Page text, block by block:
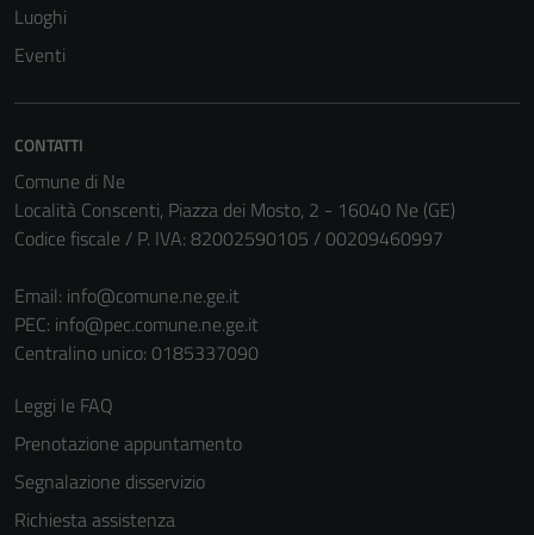
Luoghi
Eventi
CONTATTI
Comune di Ne
Località Conscenti, Piazza dei Mosto, 2 - 16040 Ne (GE)
Codice fiscale / P. IVA: 82002590105 / 00209460997
Email: info@comune.ne.ge.it
PEC: info@pec.comune.ne.ge.it
Centralino unico: 0185337090
Leggi le FAQ
Prenotazione appuntamento
Segnalazione disservizio
Richiesta assistenza
essere
disabilitati.